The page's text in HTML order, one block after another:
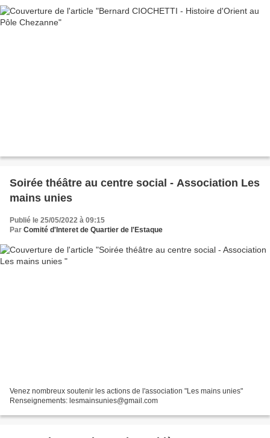
Soirée théâtre au centre social - Association Les
mains unies
Publié le 25/05/2022 à 09:15
Par Comité d'Interet de Quartier de l'Estaque
Venez nombreux soutenir les actions de l'association "Les mains unies"
Renseignements: lesmainsunies@gmail.com